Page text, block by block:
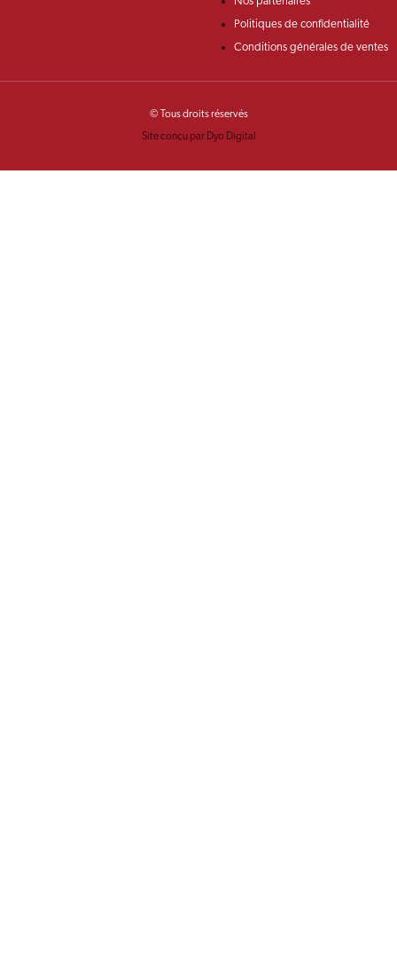
Politiques de confidentialité
Conditions générales de ventes
© Tous droits réservés
Site conçu par Dyo Digital